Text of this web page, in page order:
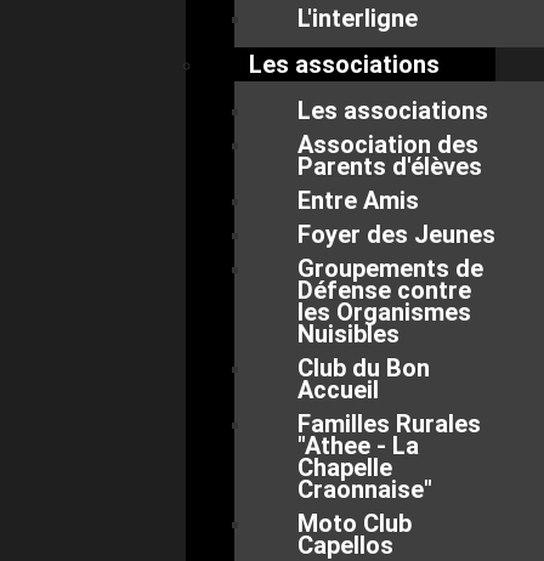
L'interligne
Les associations
Les associations
Association des
Parents d'élèves
Entre Amis
Foyer des Jeunes
Groupements de
Défense contre
les Organismes
Nuisibles
Club du Bon
Accueil
Familles Rurales
"Athee - La
Chapelle
Craonnaise"
Moto Club
Capellos